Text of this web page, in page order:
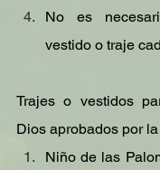
No es
vestido o traje
Trajes o vestidos
Dios aprobados por
Niño de las